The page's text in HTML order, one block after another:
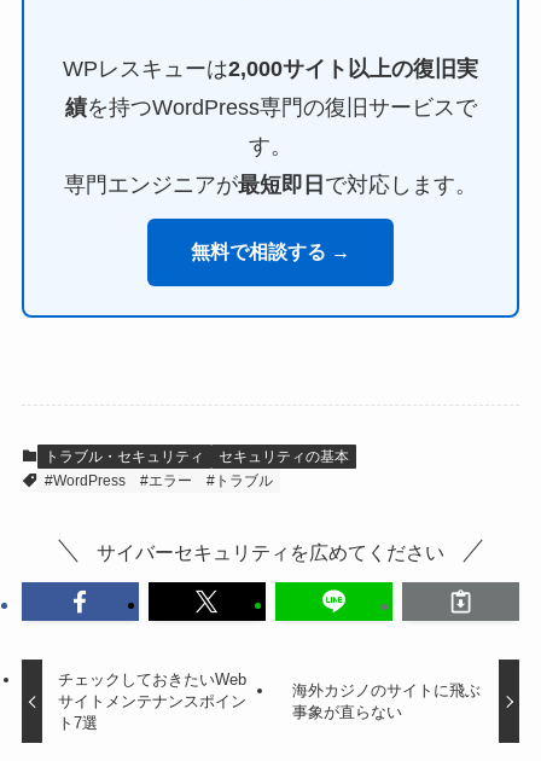
WPレスキューは2,000サイト以上の復旧実
績を持つWordPress専門の復旧サービスで
す。
専門エンジニアが最短即日 で対応します。
無料で相談する →
トラブル・セキュリティ
セキュリティの基本
#WordPress
#エラー #トラブル
サイバーセキュリティを広めてください
チェックしておきたいWeb
サイトメンテナンスポイン
ト7選
海外カジノのサイトに飛ぶ
事象が直らない